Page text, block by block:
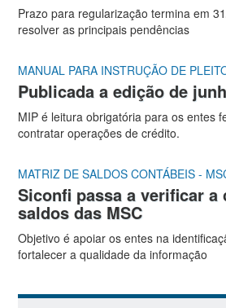
Prazo para regularização termina em
resolver as principais pendências
MANUAL PARA INSTRUÇÃO DE
Publicada a edição de
MIP é leitura obrigatória para os entes
contratar operações de crédito.
MATRIZ DE SALDOS CONTÁBEIS -
Siconfi passa a verificar
saldos das MSC
Objetivo é apoiar os entes na
fortalecer a qualidade da informação